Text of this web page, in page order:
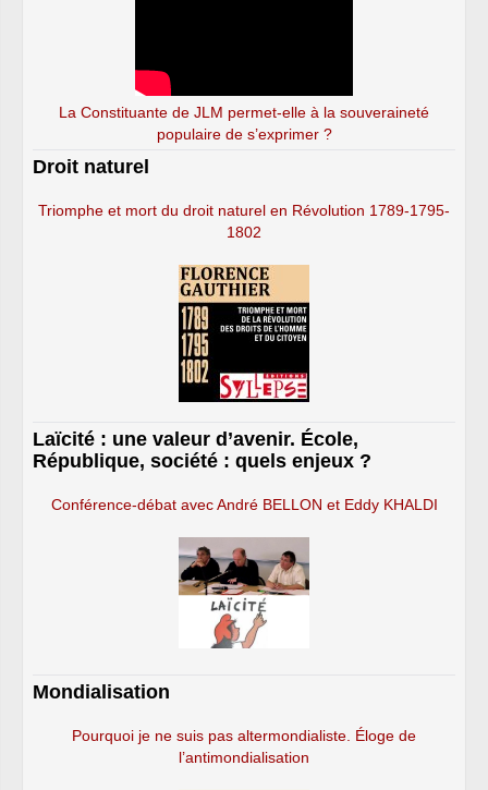
La Constituante de JLM permet-elle à la souveraineté
populaire de s’exprimer ?
Droit naturel
Triomphe et mort du droit naturel en Révolution 1789-1795-
1802
Laïcité : une valeur d’avenir. École,
République, société : quels enjeux ?
Conférence-débat avec André BELLON et Eddy KHALDI
Mondialisation
Pourquoi je ne suis pas altermondialiste. Éloge de
l’antimondialisation